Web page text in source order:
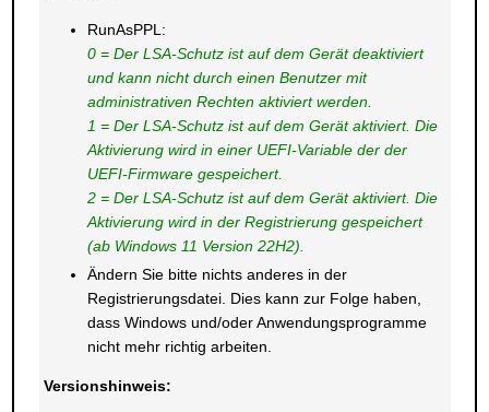
RunAsPPL:
0 = Der LSA-Schutz ist auf dem Gerät deaktiviert
und kann nicht durch einen Benutzer mit
administrativen Rechten aktiviert werden.
1 = Der LSA-Schutz ist auf dem Gerät aktiviert. Die
Aktivierung wird in einer UEFI-Variable der der
UEFI-Firmware gespeichert.
2 = Der LSA-Schutz ist auf dem Gerät aktiviert. Die
Aktivierung wird in der Registrierung gespeichert
(ab Windows 11 Version 22H2).
Ändern Sie bitte nichts anderes in der
Registrierungsdatei. Dies kann zur Folge haben,
dass Windows und/oder Anwendungsprogramme
nicht mehr richtig arbeiten.
Versionshinweis: